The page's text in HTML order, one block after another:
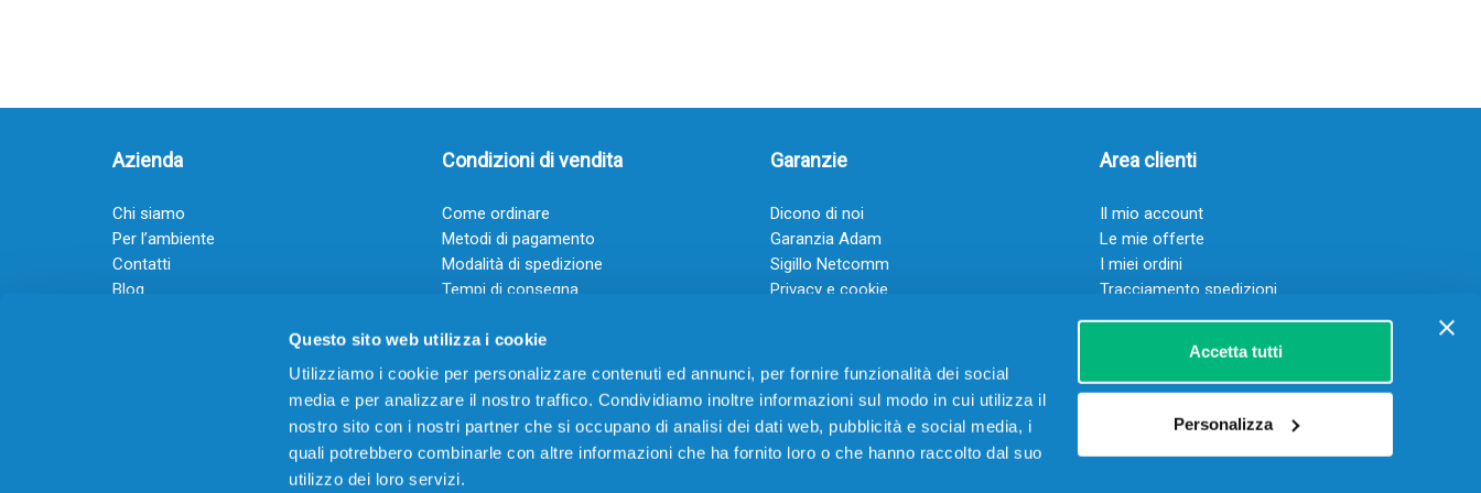
Questo sito web utilizza i cookie
Utilizziamo i cookie per personalizzare contenuti ed annunci, per fornire funzionalità dei social
media e per analizzare il nostro traffico. Condividiamo inoltre informazioni sul modo in cui utilizza il
nostro sito con i nostri partner che si occupano di analisi dei dati web, pubblicità e social media, i
quali potrebbero combinarle con altre informazioni che ha fornito loro o che hanno raccolto dal suo
utilizzo dei loro servizi.
Accetta tutti
Personalizza
Azienda
Chi siamo
Per l’ambiente
Contatti
Blog
Guadagna con il Dropship
Condizioni di vendita
Come ordinare
Metodi di pagamento
Modalità di spedizione
Tempi di consegna
Garanzie
Dicono di noi
Garanzia Adam
Sigillo Netcomm
Privacy e cookie
Area clienti
Il mio account
Le mie offerte
I miei ordini
Tracciamento spedizioni
Resi
Servizio clienti